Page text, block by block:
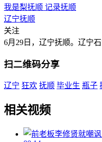
我是梨抚顺 记录抚顺
辽宁抚顺
关注
6月29日，辽宁抚顺。辽宁
扫二维码分享
辽宁 狂欢 抚顺 毕业生 瓶子
相关视频